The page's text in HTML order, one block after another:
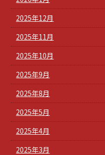
2025年12月
2025年11月
2025年10月
2025年9月
2025年8月
2025年5月
2025年4月
2025年3月